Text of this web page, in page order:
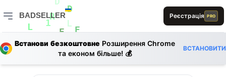
D
1
A
E
L
L
E
D
L
E
B
R
BADSELLER
BADSELLER — порівняння цін і знижки
Реєстрація PRO
Встанови безкоштовне Розширення Chrome
та економ більше! 💰
ВСТАНОВИТИ